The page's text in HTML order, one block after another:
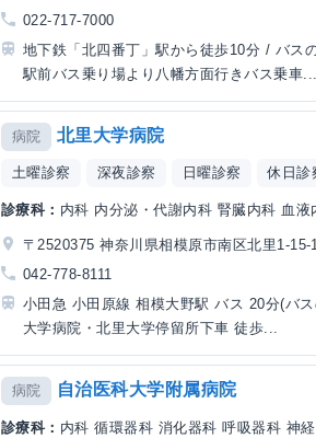
022-717-7000
地下鉄「北四番丁」駅から徒歩10分 / バス
駅前バス乗り場より八幡方面行きバス乗車...
病院 北里大学病院
土曜診察 深夜診察 日曜診察 休日診
診療科： 内科 内分泌・代謝内科 腎臓内科 血
〒2520375 神奈川県相模原市南区北里1-15-1
042-778-8111
小田急 小田原線 相模大野駅 バス 20分(バ
大学病院・北里大学停留所下車 徒歩...
病院 自治医科大学附属病院
診療科： 内科 循環器科 消化器科 呼吸器科 神